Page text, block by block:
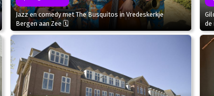
Jazz en comedy met The Busquitos in Vredeskerkje
Bergen aan Zee 🗓
de